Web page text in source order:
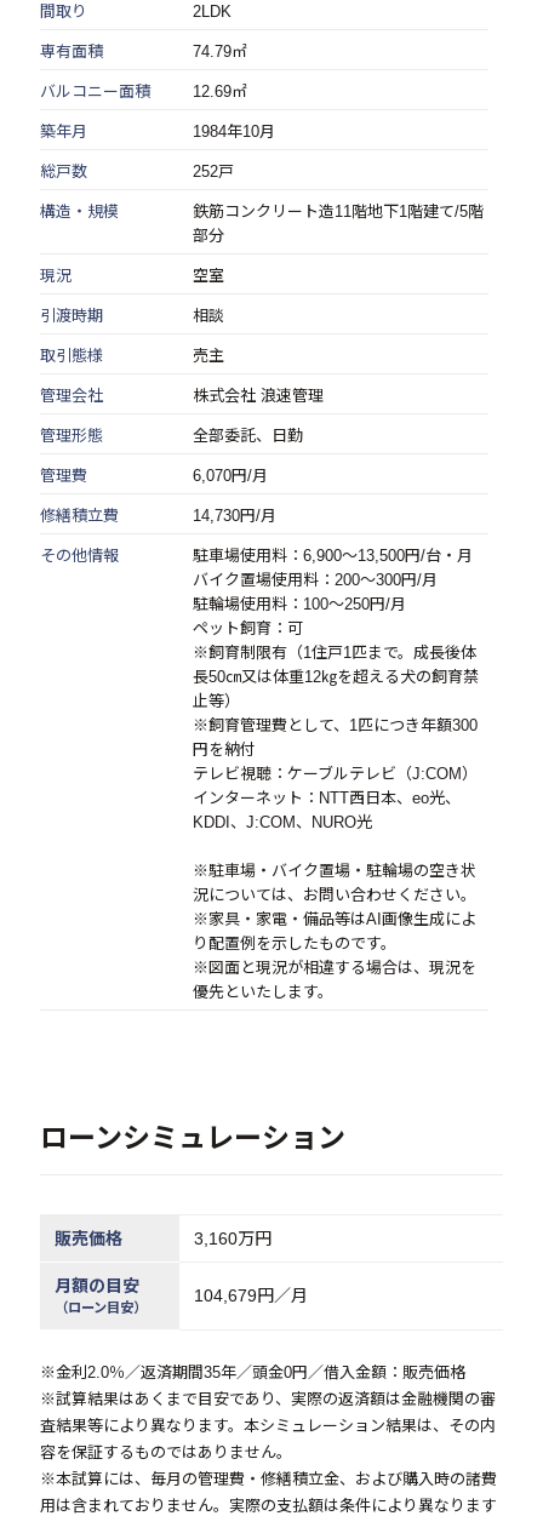
間取り 2LDK
専有面積 74.79㎡
バルコニー面積 12.69㎡
築年月 1984年10月
総戸数 252戸
構造・規模
鉄筋コンクリート造11階地下1階建て/5階
部分
現況 空室
引渡時期 相談
取引態様 売主
管理会社 株式会社 浪速管理
管理形態 全部委託、日勤
管理費 6,070円/月
修繕積立費 14,730円/月
その他情報
駐車場使用料：6,900～13,500円/台・月
バイク置場使用料：200～300円/月
駐輪場使用料：100～250円/月
ペット飼育：可
※飼育制限有（1住戸1匹まで。成長後体
長50㎝又は体重12㎏を超える犬の飼育禁
止等）
※飼育管理費として、1匹につき年額300
円を納付
テレビ視聴：ケーブルテレビ（J:COM）
インターネット：NTT西日本、eo光、
KDDI、J:COM、NURO光
※駐車場・バイク置場・駐輪場の空き状
況については、お問い合わせください。
※家具・家電・備品等はAI画像生成によ
り配置例を示したものです。
※図面と現況が相違する場合は、現況を
優先といたします。
ローンシミュレーション
販売価格 3,160万円
月額の目安
（ローン目安）
104,679円／月
※金利2.0％／返済期間35年／頭金0円／借入金額：販売価格
※試算結果はあくまで目安であり、実際の返済額は金融機関の審
査結果等により異なります。本シミュレーション結果は、その内
容を保証するものではありません。
※本試算には、毎月の管理費・修繕積立金、および購入時の諸費
用は含まれておりません。実際の支払額は条件により異なります